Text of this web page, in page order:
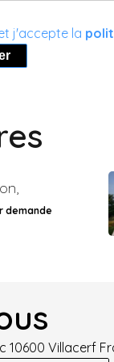
j'accepte la
demande
10600 Villacerf